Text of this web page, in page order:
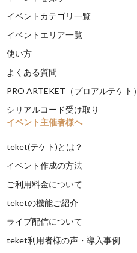
イベントカテゴリ一覧
イベントエリア一覧
使い方
よくある質問
PRO ARTEKET（プロアルテケト）
シリアルコード受け取り
イベント主催者様へ
teket(テケト)とは？
イベント作成の方法
ご利用料金について
teketの機能ご紹介
ライブ配信について
teket利用者様の声・導入事例